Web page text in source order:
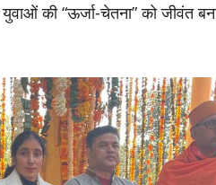
की “ऊर्जा-चेतना” को जीवंत